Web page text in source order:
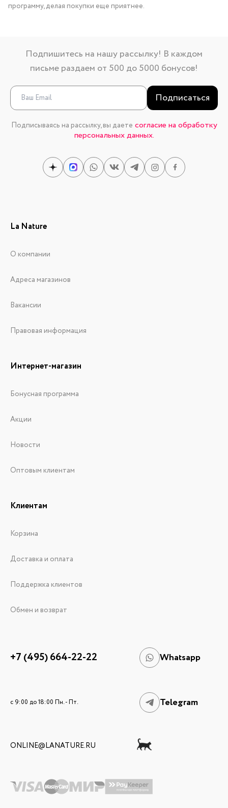
программу, делая покупки еще приятнее.
Подпишитесь на нашу рассылку! В каждом
письме раздаем от 500 до 5000 бонусов!
Подписаться
Подписываясь на рассылку, вы даете согласие на обработку
персональных данных.
La Nature
О компании
Адреса магазинов
Вакансии
Правовая информация
Интернет-магазин
Бонусная программа
Акции
Новости
Оптовым клиентам
Клиентам
Корзина
Доставка и оплата
Поддержка клиентов
Обмен и возврат
+7 (495) 664-22-22 Whatsapp
c 9:00 до 18:00 Пн. - Пт. Telegram
ONLINE@LANATURE.RU